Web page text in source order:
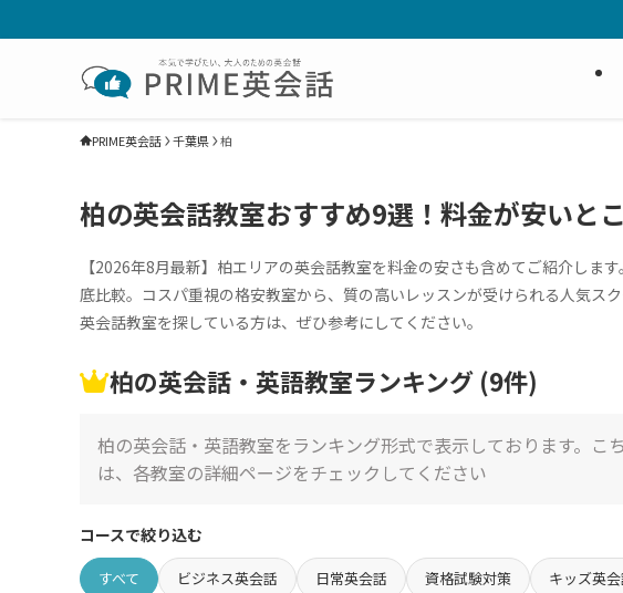
PRIME英会話 千葉県 柏
柏の英会話教室おすすめ9選！料金が安いと
【2026年8月最新】柏エリアの英会話教室を料金の安さも含めてご紹介しま
底比較。コスパ重視の格安教室から、質の高いレッスンが受けられる人気ス
英会話教室を探している方は、ぜひ参考にしてください。
柏の英会話・英語教室ランキング (9件)
柏の英会話・英語教室をランキング形式で表示しております。こ
は、各教室の詳細ページをチェックしてください
コースで絞り込む
すべて ビジネス英会話 日常英会話 資格試験対策 キッズ英